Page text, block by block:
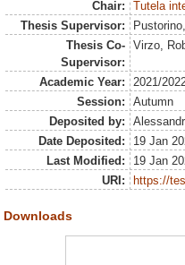
Chair:
Tutela
Thesis Supervisor:
Thesis Co-
Supervisor:
Virzo,
Academic Year:
2021/
Session:
Autumn
Deposited by:
Date Deposited:
19 Jan
Last Modified:
19 Jan
URI:
https://
Downloads